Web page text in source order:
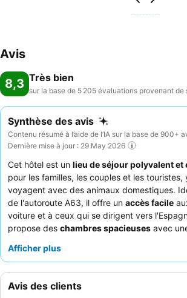
Avis
8,3 Très bien
sur la base de 5 205 évaluations provenant de
Synthèse des avis
Contenu résumé à l’aide de l’IA sur la base de 900+
Dernière mise à jour : 29 May 2026
Cet hôtel est un lieu de séjour polyvalent et
pour les familles, les couples et les
voyagent avec des animaux domestiques.
de l'autoroute A63, il offre un accès facile
voiture et à ceux qui se dirigent vers
propose des chambres spacieuses avec
familles. Les clients apprécient constamment
buffet, qui comprend des spécialités locales
expérience plus calme, les clients
Afficher plus
Avis des clients